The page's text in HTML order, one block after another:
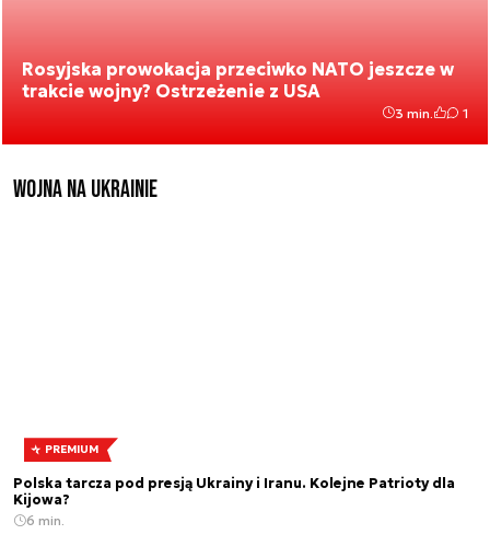
Rosyjska prowokacja przeciwko NATO jeszcze w
trakcie wojny? Ostrzeżenie z USA
3 min. 1
Wojna na Ukrainie
PREMIUM
Polska tarcza pod presją Ukrainy i Iranu. Kolejne Patrioty dla
Kijowa?
6 min.